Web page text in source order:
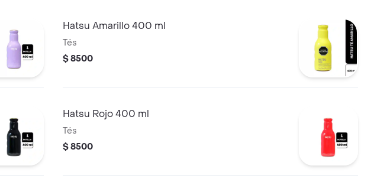
Hatsu Amarillo 400 ml
Tés
$ 8500
Hatsu Rojo 400 ml
Tés
$ 8500